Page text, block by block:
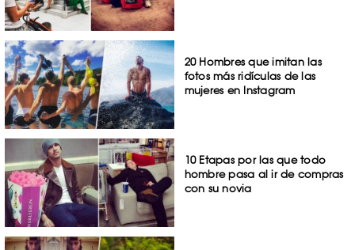
20 Hombres que imitan las
fotos más ridículas de las
mujeres en Instagram
10 Etapas por las que todo
hombre pasa al ir de compras
con su novia